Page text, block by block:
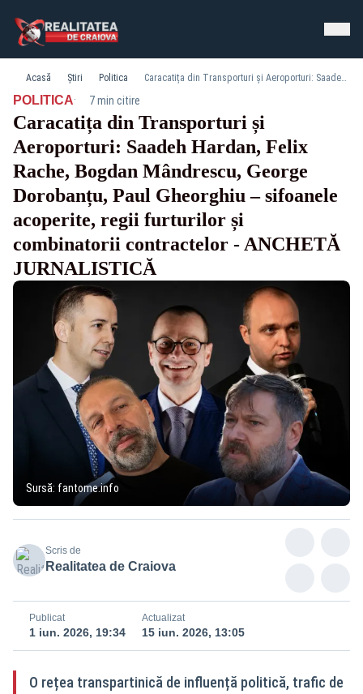
Acasă Știri Politica Caracatița din Transporturi și Aeroporturi: Saadeh Hardan, Felix Rache, Bogdan Mândrescu, George Dorobanțu, Paul Gheorghiu – sifoanele acoperite, regii furturilor și combinatorii contractelor - ANCHETĂ JURNALISTICĂ
POLITICA· 7 min citire
Caracatița din Transporturi și
Aeroporturi: Saadeh Hardan, Felix
Rache, Bogdan Mândrescu, George
Dorobanțu, Paul Gheorghiu – sifoanele
acoperite, regii furturilor și
combinatorii contractelor - ANCHETĂ
JURNALISTICĂ
Sursă: fantome.info
Scris de
Realitatea de Craiova
Publicat
1 iun. 2026, 19:34
Actualizat
15 iun. 2026, 13:05
O rețea transpartinică de influență politică, trafic de